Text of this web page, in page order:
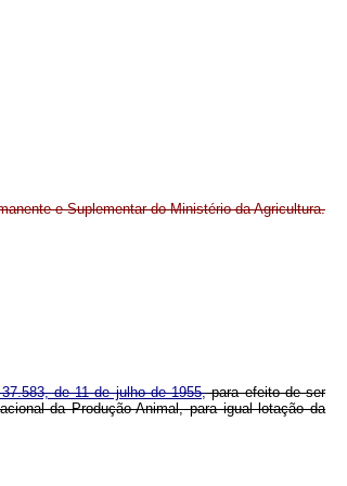
e Suplementar do Ministério da Agricultura.
de 11 de julho de 1955,para efeito de ser
da Produção Animal, para igual lotação da